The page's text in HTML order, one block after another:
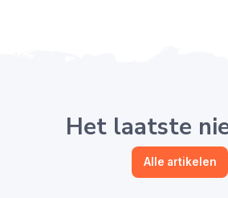
Het laatste
Alle artikelen